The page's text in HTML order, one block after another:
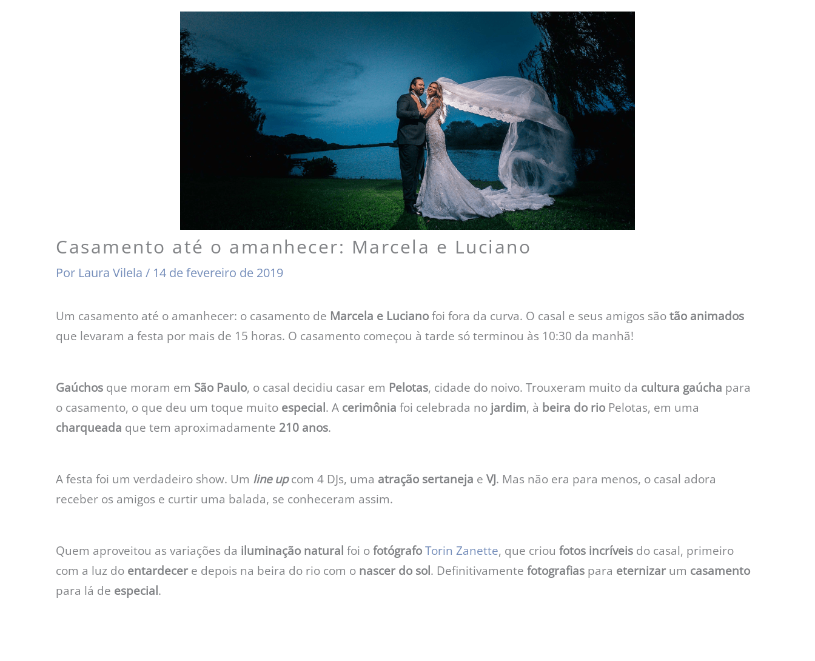
Casamento até o amanhecer: Marcela e Luciano
Por Laura Vilela / 14 de fevereiro de 2019
Um casamento até o amanhecer: o casamento de Marcela e Luciano foi fora da curva. O casal e seus amigos são tão animados
que levaram a festa por mais de 15 horas. O casamento começou à tarde só terminou às 10:30 da manhã!
Gaúchos que moram em São Paulo, o casal decidiu casar em Pelotas, cidade do noivo. Trouxeram muito da cultura gaúcha para
o casamento, o que deu um toque muito especial. A cerimônia foi celebrada no jardim, à beira do rio Pelotas, em uma
charqueada que tem aproximadamente 210 anos.
A festa foi um verdadeiro show. Um line upcom 4 DJs, uma atração sertaneja e VJ. Mas não era para menos, o casal adora
receber os amigos e curtir uma balada, se conheceram assim.
Quem aproveitou as variações da iluminação natural foi o fotógrafo Torin Zanette, que criou fotos incríveis do casal, primeiro
com a luz do entardecer e depois na beira do rio com o nascer do sol. Definitivamente fotografias para eternizar um casamento
para lá de especial.